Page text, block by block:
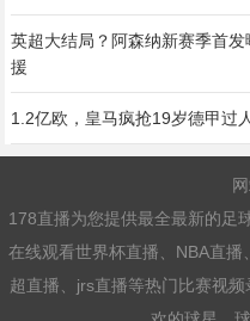
英超大结局？阿森纳新赛季首
援
1.2亿欧，皇马疯抢19岁德甲过
178直播为您提供最全最新的足
在线观看世界杯直播、NBA直
超直播、jrs直播等热门比赛视